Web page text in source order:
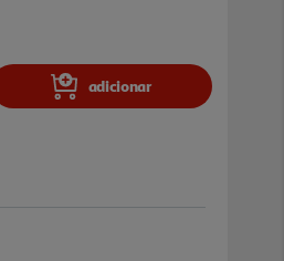
adicionar